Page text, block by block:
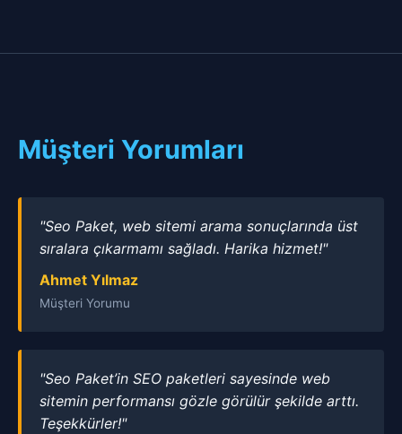
Müşteri Yorumları
"Seo Paket, web sitemi arama sonuçlarında üst
sıralara çıkarmamı sağladı. Harika hizmet!"
Ahmet Yılmaz
Müşteri Yorumu
"Seo Paket’in SEO paketleri sayesinde web
sitemin performansı gözle görülür şekilde arttı.
Teşekkürler!"